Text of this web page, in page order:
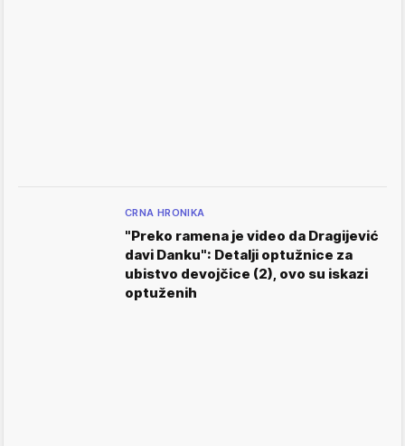
CRNA HRONIKA
"Preko ramena je video da Dragijević
davi Danku": Detalji optužnice za
ubistvo devojčice (2), ovo su iskazi
optuženih